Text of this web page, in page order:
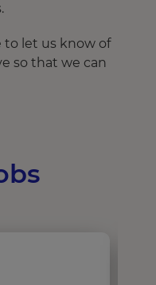
let us know of
so that we can